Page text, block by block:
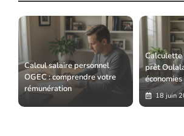
Calcul salaire personnel
OGEC : comprendre votre
rémunération
Calculette
prêt
économies
18 juin